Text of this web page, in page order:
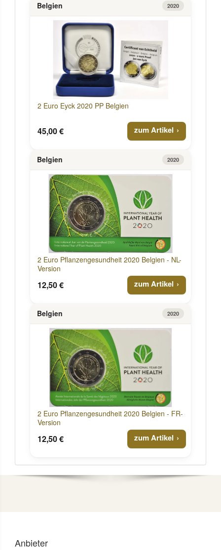
Belgien 2020
2 Euro Eyck 2020 PP Belgien
45,00 € zum Artikel
Belgien 2020
2 Euro Pflanzengesundheit 2020 Belgien - NL-
Version
12,50 € zum Artikel
Belgien 2020
2 Euro Pflanzengesundheit 2020 Belgien - FR-
Version
12,50 € zum Artikel
Anbieter